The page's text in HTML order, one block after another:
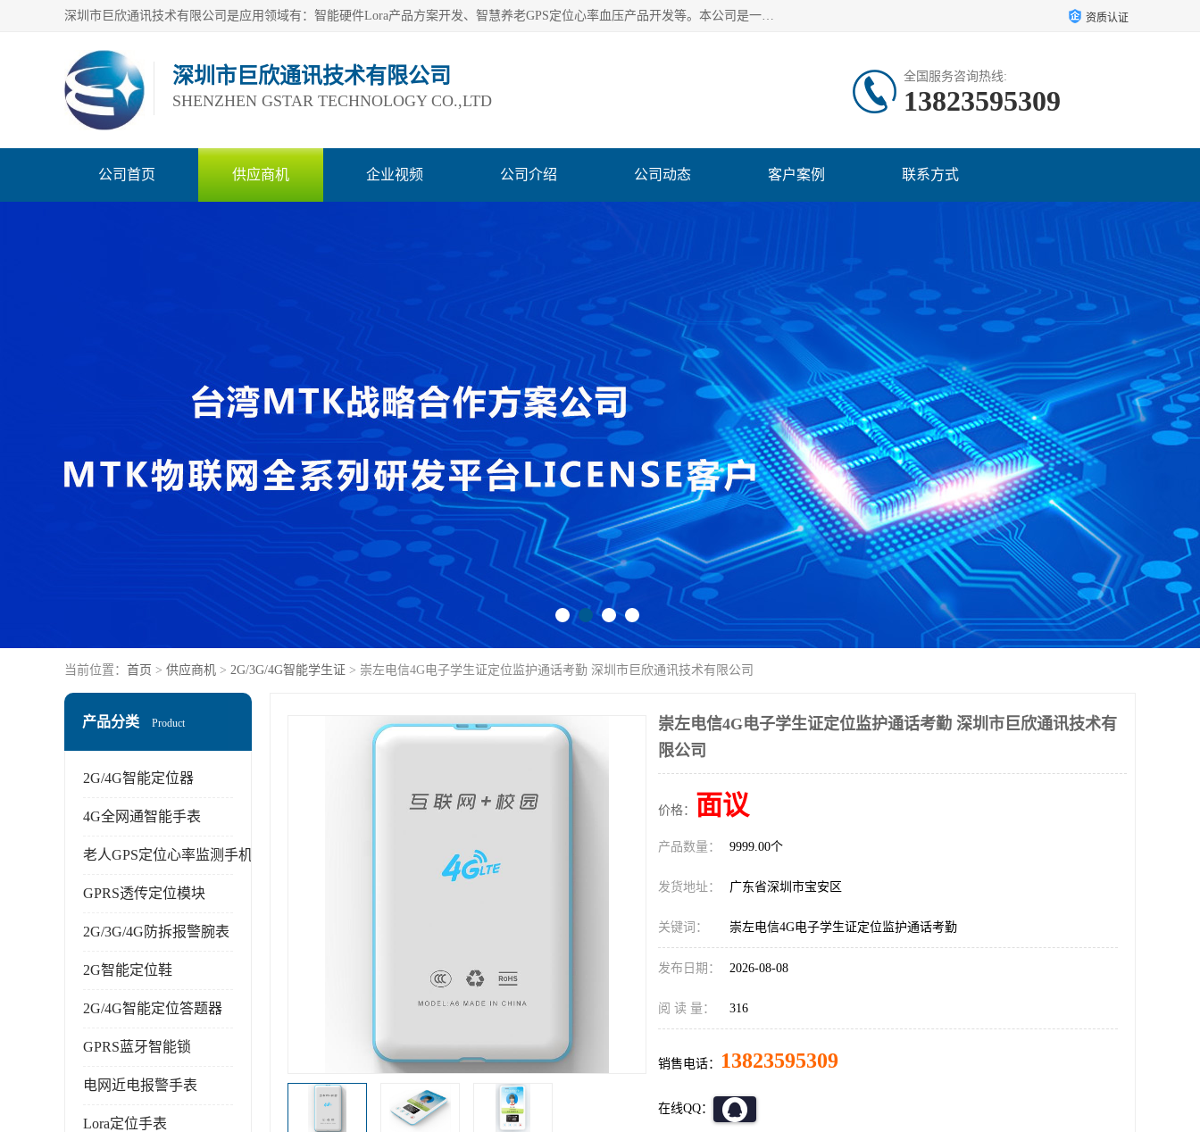
深圳市巨欣通讯技术有限公司是应用领域有：智能硬件Lora产品方案开发、智慧养老GPS定位心率血压产品开发等。本公司是一家民营高新技术企业、行业成员之一的智能硬件方案提供商，公司致力于为智能物联领域提供硬件解决方案。公司可满足不同类型客户采购需要，巨欣通讯切身体会客户对服务及时性的要求，建立了完善的售后服务系统，运用先进的互联网工具为客户提供及时、周到的服务！ 资质认证
深圳市巨欣通讯技术有限公司
SHENZHEN GSTAR TECHNOLOGY CO.,LTD
全国服务咨询热线:
13823595309
公司首页 供应商机 企业视频 公司介绍 公司动态 客户案例 联系方式
当前位置： 首页 > 供应商机 > 2G/3G/4G智能学生证 > 崇左电信4G电子学生证定位监护通话考勤 深圳市巨欣通讯技术有限公司
产品分类 Product
2G/4G智能定位器
4G全网通智能手表
老人GPS定位心率监测手机
GPRS透传定位模块
2G/3G/4G防拆报警腕表
2G智能定位鞋
2G/4G智能定位答题器
GPRS蓝牙智能锁
电网近电报警手表
Lora定位手表
崇左电信4G电子学生证定位监护通话考勤 深圳市巨欣通讯技术有
限公司
价格： 面议
产品数量： 9999.00个
发货地址： 广东省深圳市宝安区
关键词： 崇左电信4G电子学生证定位监护通话考勤
发布日期： 2026-08-08
阅 读 量： 316
销售电话： 13823595309
在线QQ：